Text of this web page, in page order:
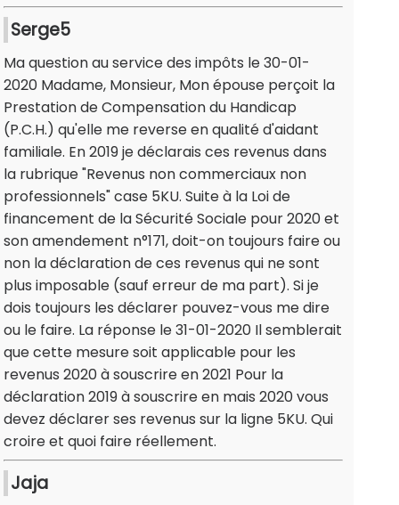
Serge5
Ma question au service des impôts le 30-01-
2020 Madame, Monsieur, Mon épouse perçoit la
Prestation de Compensation du Handicap
(P.C.H.) qu'elle me reverse en qualité d'aidant
familiale. En 2019 je déclarais ces revenus dans
la rubrique "Revenus non commerciaux non
professionnels" case 5KU. Suite à la Loi de
financement de la Sécurité Sociale pour 2020 et
son amendement n°171, doit-on toujours faire ou
non la déclaration de ces revenus qui ne sont
plus imposable (sauf erreur de ma part). Si je
dois toujours les déclarer pouvez-vous me dire
ou le faire. La réponse le 31-01-2020 Il semblerait
que cette mesure soit applicable pour les
revenus 2020 à souscrire en 2021 Pour la
déclaration 2019 à souscrire en mais 2020 vous
devez déclarer ses revenus sur la ligne 5KU. Qui
croire et quoi faire réellement.
Jaja